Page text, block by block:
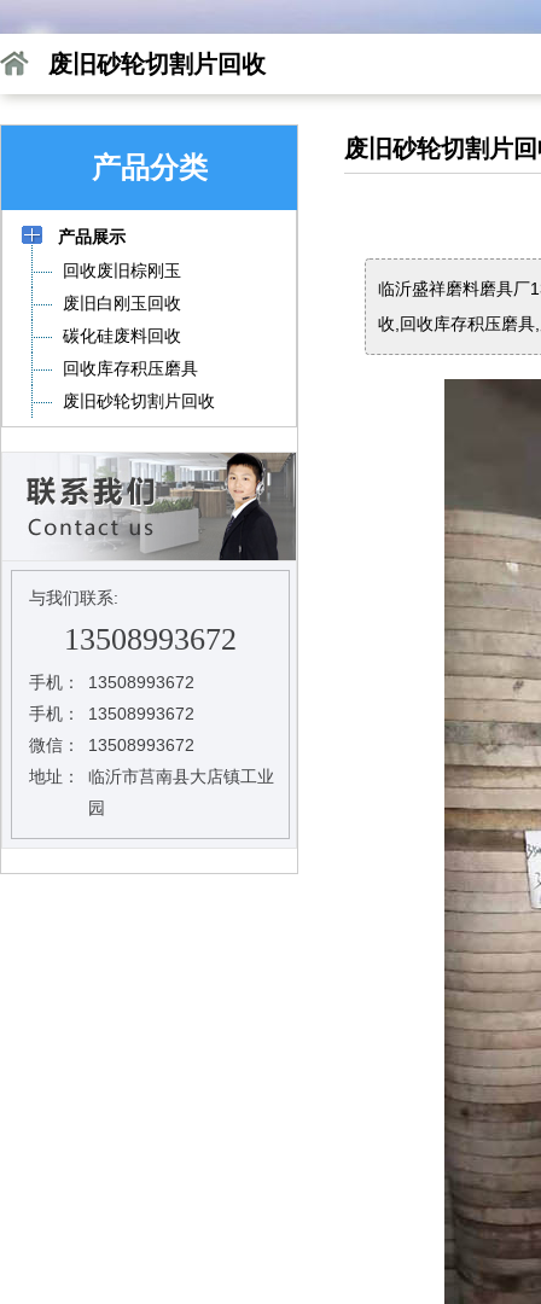
废旧砂轮切割片回收
产品分类
产品展示
回收废旧棕刚玉
废旧白刚玉回收
碳化硅废料回收
回收库存积压磨具
废旧砂轮切割片回收
与我们联系:
13508993672
手机：
13508993672
手机：
13508993672
微信：
13508993672
地址：
临沂市莒南县大店镇工业
园
废旧砂轮切割片
临沂盛祥磨料磨具厂
收,回收库存积压磨